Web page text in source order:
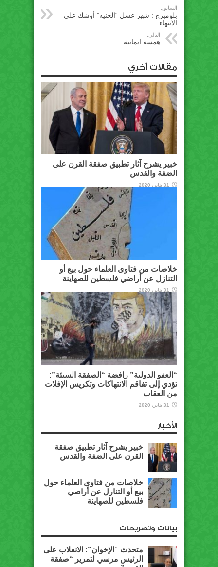
السابق:
بلومبرج : شهر عسل “الجنيه” أوشك على
الانتهاء
التالي:
همسة ايمانية
مقالات أخري
خبير يشرح آثار تطبيق صفقة القرن على
الضفة والقدس
31 يناير، 2020
خلاصات من فتاوى العلماء حول بيع أو
التنازل عن أراضي فلسطين للصهاينة
31 يناير، 2020
“العفو الدولية” رافضة “الصفقة السيئة”:
تؤدي إلى تفاقم الانتهاكات وتكريس الإفلات
من العقاب
31 يناير، 2020
الأخبار
خبير يشرح آثار تطبيق صفقة
القرن على الضفة والقدس
خلاصات من فتاوى العلماء حول
بيع أو التنازل عن أراضي
فلسطين للصهاينة
بيانات وتصريحات
متحدث “الإخوان”: الانقلاب على
الرئيس مرسي لتمرير “صفقة